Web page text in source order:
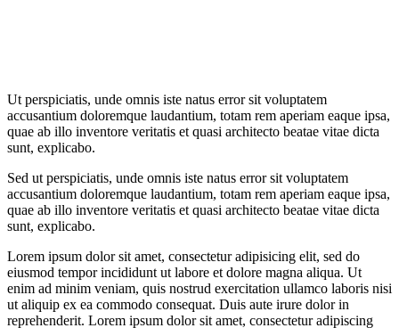
Ut perspiciatis, unde omnis iste natus error sit voluptatem
accusantium doloremque laudantium, totam rem aperiam eaque ipsa,
quae ab illo inventore veritatis et quasi architecto beatae vitae dicta
sunt, explicabo.
Sed ut perspiciatis, unde omnis iste natus error sit voluptatem
accusantium doloremque laudantium, totam rem aperiam eaque ipsa,
quae ab illo inventore veritatis et quasi architecto beatae vitae dicta
sunt, explicabo.
Lorem ipsum dolor sit amet, consectetur adipisicing elit, sed do
eiusmod tempor incididunt ut labore et dolore magna aliqua. Ut
enim ad minim veniam, quis nostrud exercitation ullamco laboris nisi
ut aliquip ex ea commodo consequat. Duis aute irure dolor in
reprehenderit. Lorem ipsum dolor sit amet, consectetur adipiscing